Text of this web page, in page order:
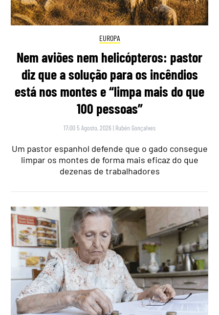
EUROPA
Nem aviões nem helicópteros: pastor
diz que a solução para os incêndios
está nos montes e “limpa mais do que
100 pessoas”
17:00 5 Agosto, 2026 | Rubén Gonçalves
Um pastor espanhol defende que o gado consegue
limpar os montes de forma mais eficaz do que
dezenas de trabalhadores